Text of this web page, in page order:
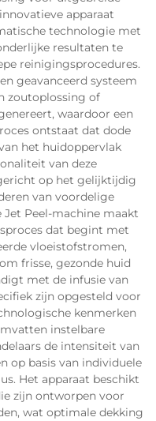
apparaat
technologie met
resultaten te
reinigingsprocedures.
geavanceerd systeem
zoutoplossing of
waardoor een
ontstaat dat dode
het huidoppervlak
van deze
op het gelijktijdig
van voordelige
Peel-machine maakt
dat begint met
vloeistofstromen,
frisse, gezonde huid
met de infusie van
zijn opgesteld voor
kenmerken
instelbare
de intensiteit van
op basis van individuele
Het apparaat beschikt
zijn ontworpen voor
wat optimale dekking